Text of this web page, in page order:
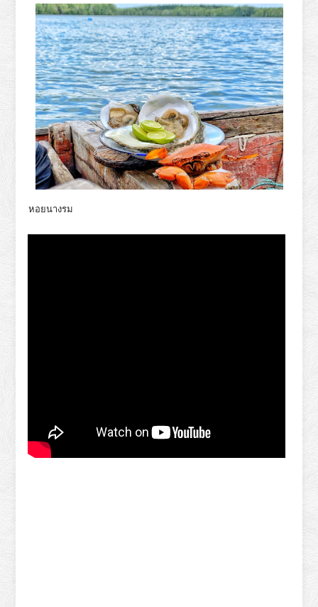
หอยนางรม